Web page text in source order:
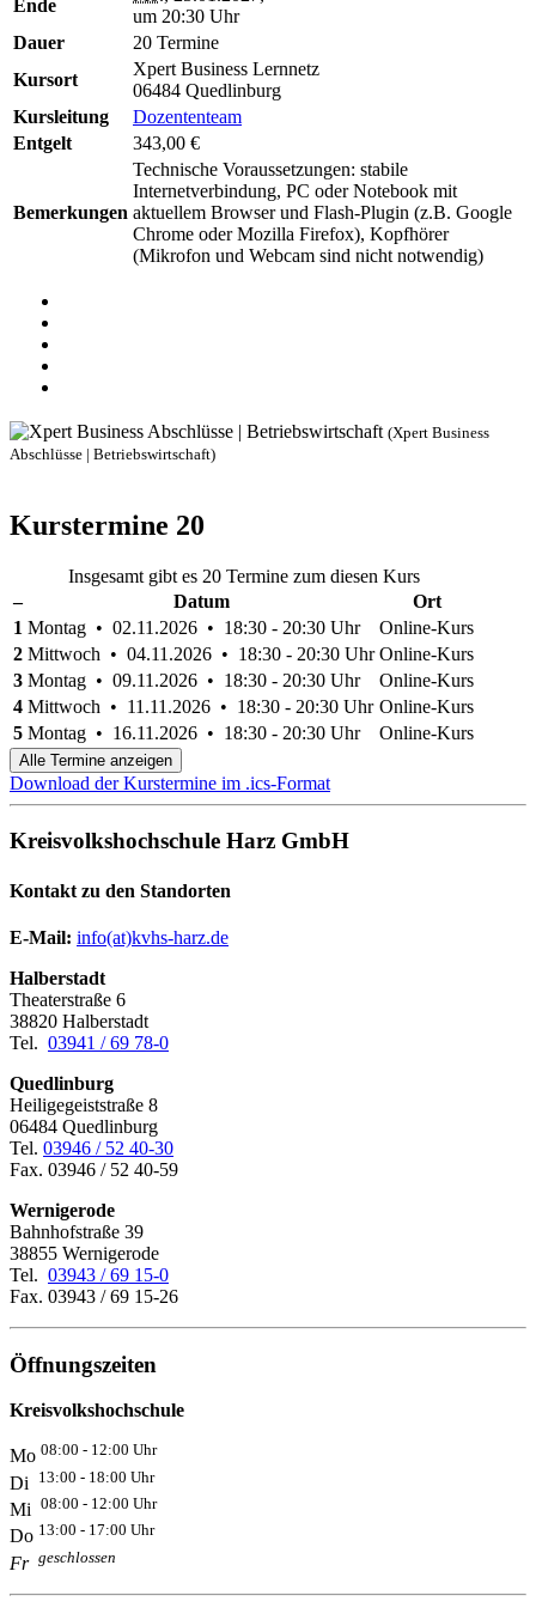
Ende
um 20:30 Uhr
Dauer
20 Termine
Kursort
Xpert Business Lernnetz
06484 Quedlinburg
Kursleitung
Dozententeam
Entgelt
343,00 €
Bemerkungen
Technische Voraussetzungen: stabile
Internetverbindung, PC oder Notebook mit
aktuellem Browser und Flash-Plugin (z.B. Google
Chrome oder Mozilla Firefox), Kopfhörer
(Mikrofon und Webcam sind nicht notwendig)
(Xpert Business
Abschlüsse | Betriebswirtschaft)
Kurstermine 20
Insgesamt gibt es 20 Termine zum diesen Kurs
–
Datum
Ort
1 Montag • 02.11.2026 • 18:30 - 20:30 Uhr
Online-Kurs
2 Mittwoch • 04.11.2026 • 18:30 - 20:30 Uhr Online-Kurs
3 Montag • 09.11.2026 • 18:30 - 20:30 Uhr
Online-Kurs
4 Mittwoch • 11.11.2026 • 18:30 - 20:30 Uhr Online-Kurs
5 Montag • 16.11.2026 • 18:30 - 20:30 Uhr Online-Kurs
Alle Termine anzeigen
Download der Kurstermine im .ics-Format
Kreisvolkshochschule Harz GmbH
Kontakt zu den Standorten
E-Mail: info(at)kvhs-harz.de
Halberstadt
Theaterstraße 6
38820 Halberstadt
Tel. 03941 / 69 78-0
Quedlinburg
Heiligegeiststraße 8
06484 Quedlinburg
Tel. 03946 / 52 40-30
Fax. 03946 / 52 40-59
Wernigerode
Bahnhofstraße 39
38855 Wernigerode
Tel. 03943 / 69 15-0
Fax. 03943 / 69 15-26
Öffnungszeiten
Kreisvolkshochschule
Mo 08:00 - 12:00 Uhr
Di 13:00 - 18:00 Uhr
Mi 08:00 - 12:00 Uhr
Do 13:00 - 17:00 Uhr
Fr geschlossen